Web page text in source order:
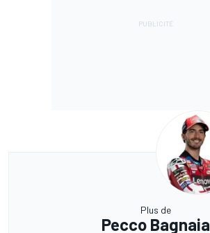
Plus de
Pecco Bagnaia